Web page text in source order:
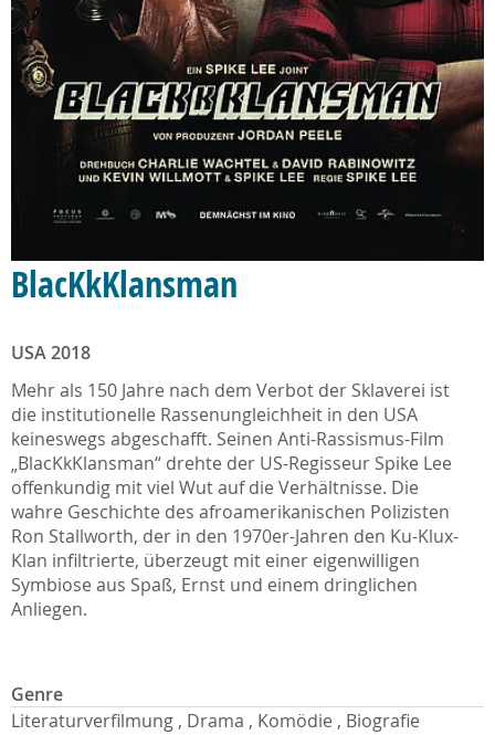
BlacKkKlansman
USA 2018
Mehr als 150 Jahre nach dem Verbot der Sklaverei ist
die institutionelle Rassenungleichheit in den USA
keineswegs abgeschafft. Seinen Anti-Rassismus-Film
„BlacKkKlansman“ drehte der US-Regisseur Spike Lee
offenkundig mit viel Wut auf die Verhältnisse. Die
wahre Geschichte des afroamerikanischen Polizisten
Ron Stallworth, der in den 1970er-Jahren den Ku-Klux-
Klan infiltrierte, überzeugt mit einer eigenwilligen
Symbiose aus Spaß, Ernst und einem dringlichen
Anliegen.
Genre
Literaturverfilmung , Drama , Komödie , Biografie